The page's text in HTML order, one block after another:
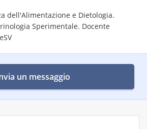
dell'Alimentazione e Dietologia.
Sperimentale. Docente
un messaggio